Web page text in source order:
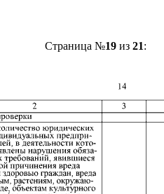
Страница №19из 21: